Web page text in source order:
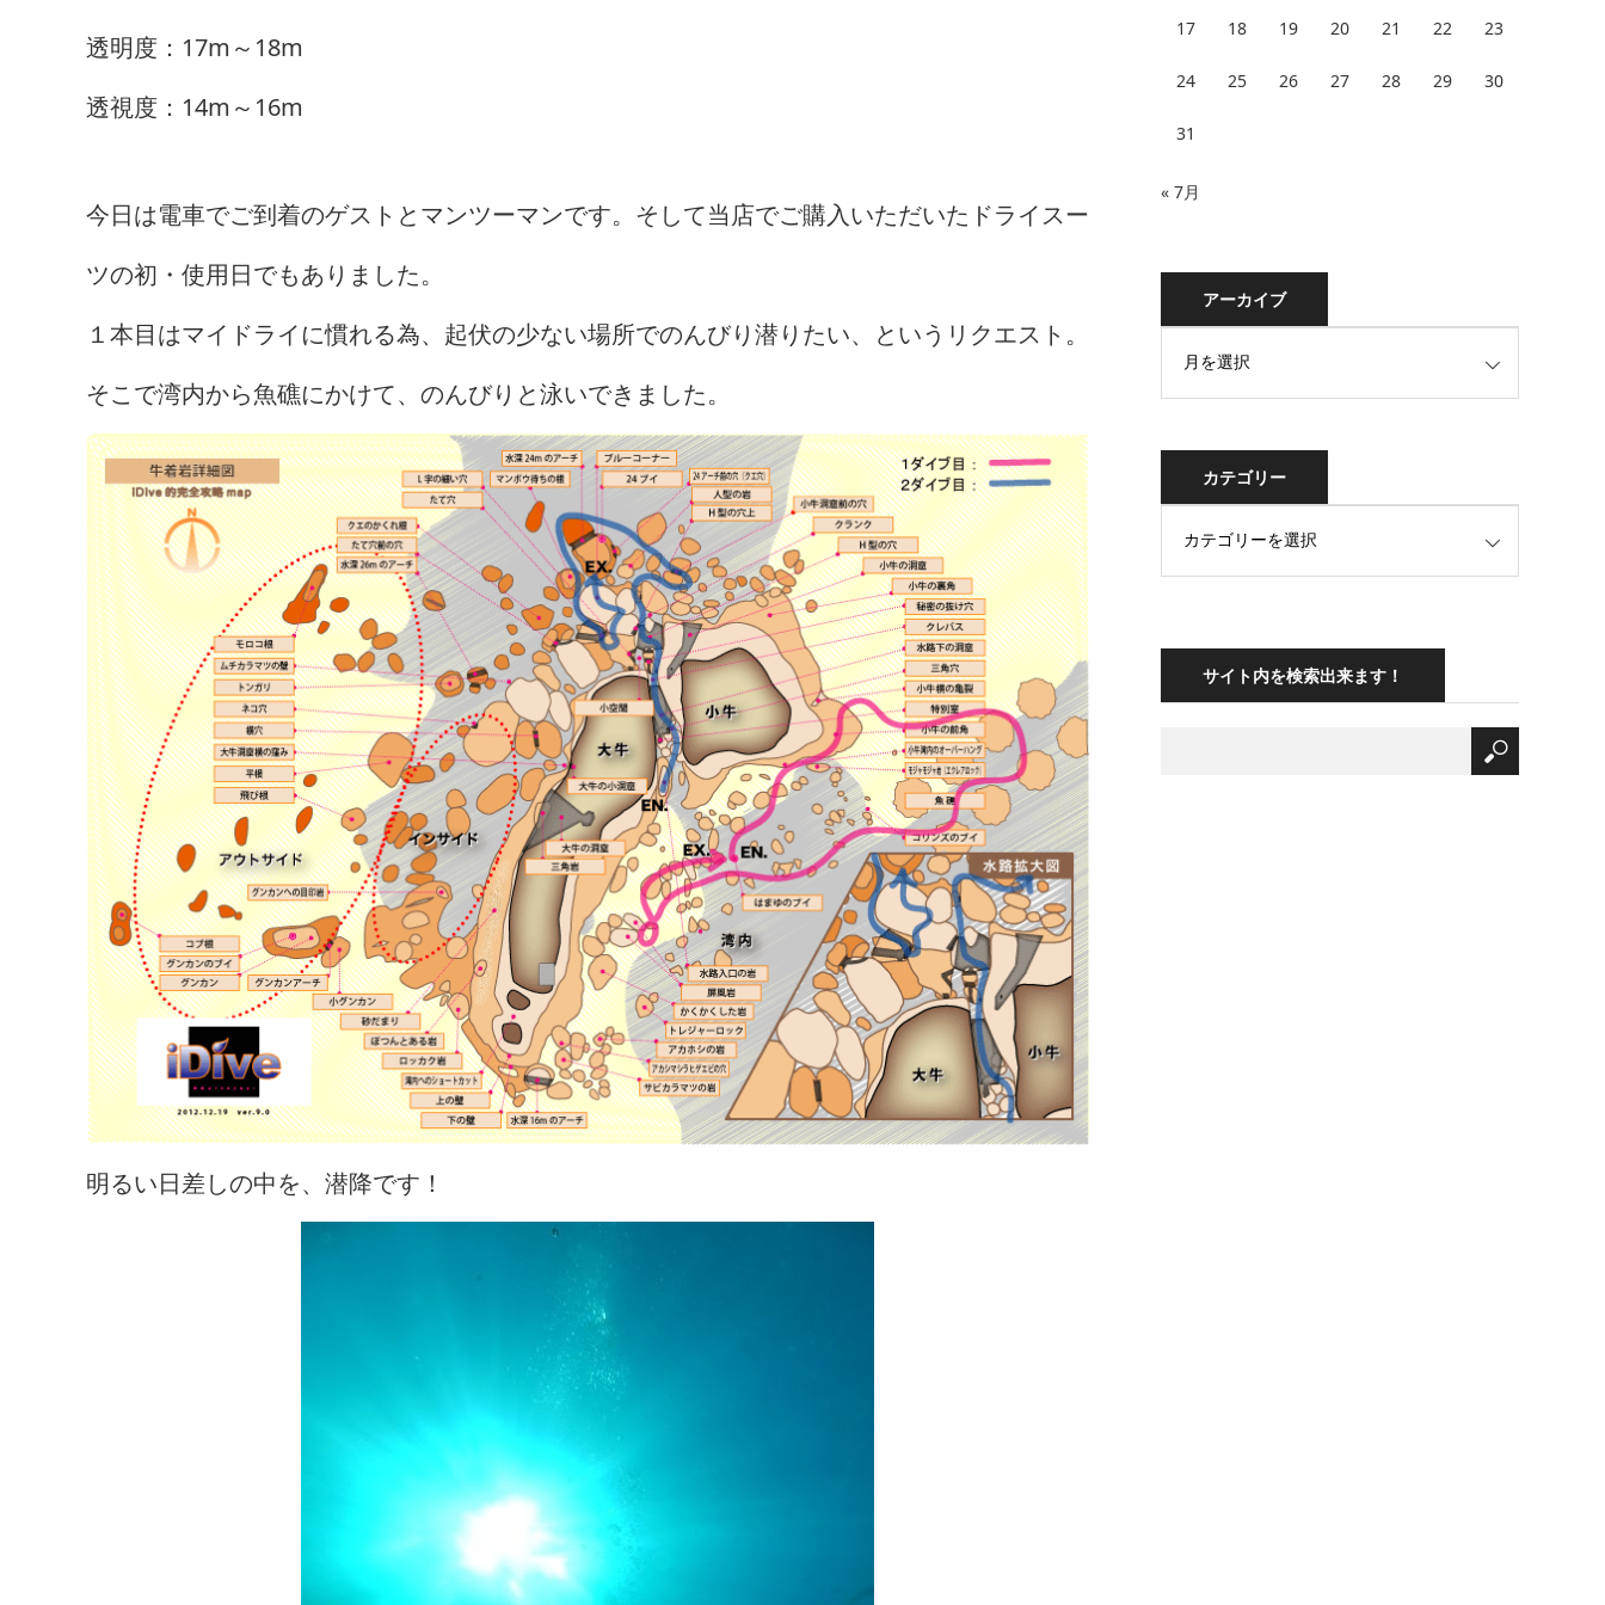
透明度：17m～18m
透視度：14m～16m
今日は電車でご到着のゲストとマンツーマンです。そして当店でご購入いただいたドライスー
ツの初・使用日でもありました。
１本目はマイドライに慣れる為、起伏の少ない場所でのんびり潜りたい、というリクエスト。
そこで湾内から魚礁にかけて、のんびりと泳いできました。
明るい日差しの中を、潜降です！
17 18 19 20 21 22 23
24 25 26 27 28 29 30
31
« 7月
アーカイブ
カテゴリー
サイト内を検索出来ます！